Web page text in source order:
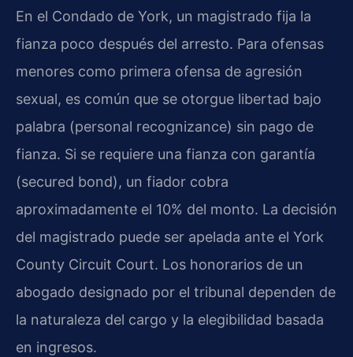
En el Condado de York, un magistrado fija la
fianza poco después del arresto. Para ofensas
menores como primera ofensa de agresión
sexual, es común que se otorgue libertad bajo
palabra (personal recognizance) sin pago de
fianza. Si se requiere una fianza con garantía
(secured bond), un fiador cobra
aproximadamente el 10% del monto. La decisión
del magistrado puede ser apelada ante el York
County Circuit Court. Los honorarios de un
abogado designado por el tribunal dependen de
la naturaleza del cargo y la elegibilidad basada
en ingresos.